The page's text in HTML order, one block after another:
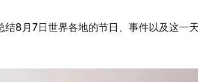
结8月7日世界各地的节日、事件以及这一